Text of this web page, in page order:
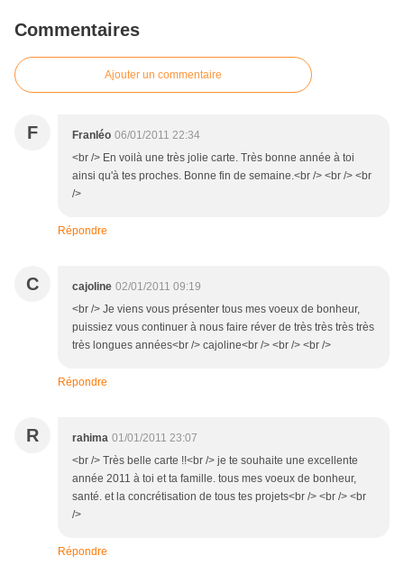
Commentaires
Ajouter un commentaire
F Franléo 06/01/2011 22:34
<br /> En voilà une très jolie carte. Très bonne année à toi
ainsi qu'à tes proches. Bonne fin de semaine.<br /> <br /> <br
/>
Répondre
C cajoline 02/01/2011 09:19
<br /> Je viens vous présenter tous mes voeux de bonheur,
puissiez vous continuer à nous faire réver de très très très très
très longues années<br /> cajoline<br /> <br /> <br />
Répondre
R rahima 01/01/2011 23:07
<br /> Très belle carte !!<br /> je te souhaite une excellente
année 2011 à toi et ta famille. tous mes voeux de bonheur,
santé. et la concrétisation de tous tes projets<br /> <br /> <br
/>
Répondre